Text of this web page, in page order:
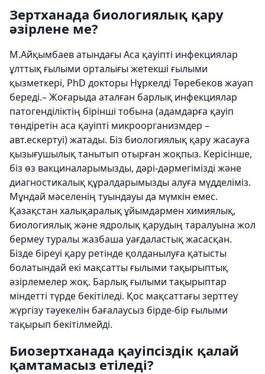
Зертханада биологиялық қару
әзірлене ме?
М.Айқымбаев атындағы Аса қауіпті инфекциялар
ұлттық ғылыми орталығы жетекші ғылыми
қызметкері, PhD докторы Нұркелді Төребеков жауап
береді.– Жоғарыда аталған барлық инфекциялар
патогенділіктің бірінші тобына (адамдарға қауіп
төндіретін аса қауіпті микроорганизмдер –
авт.ескертуі) жатады. Біз биологиялық қару жасауға
қызығушылық танытып отырған жоқпыз. Керісінше,
біз өз вакциналарымызды, дәрі-дәрмегімізді және
диагностикалық құралдарымызды алуға мүдделіміз.
Мұндай мәселенің туындауы да мүмкін емес.
Қазақстан халықаралық ұйымдармен химиялық,
биологиялық және ядролық қарудың таралуына жол
бермеу туралы жазбаша уағдаластық жасасқан.
Бізде біреуі қару ретінде қолданылуға қатысты
болатындай екі мақсатты ғылыми тақырыптық
әзірлемелер жоқ. Барлық ғылыми тақырыптар
міндетті түрде бекітіледі. Қос мақсаттағы зерттеу
жүргізу тәуекелін бағалаусыз бірде-бір ғылыми
тақырып бекітілмейді.
Биозертханада қауіпсіздік қалай
қамтамасыз етіледі?